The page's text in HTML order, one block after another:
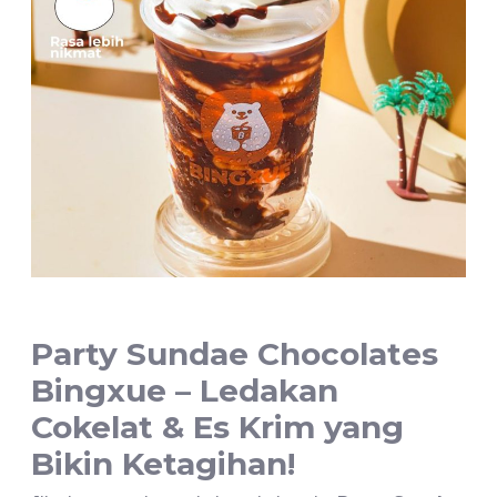
Party Sundae Chocolates
Bingxue – Ledakan
Cokelat & Es Krim yang
Bikin Ketagihan!